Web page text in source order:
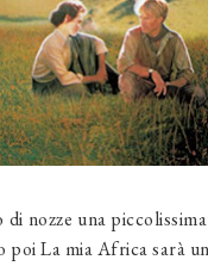
nozze una
poi La mia Africa sarà